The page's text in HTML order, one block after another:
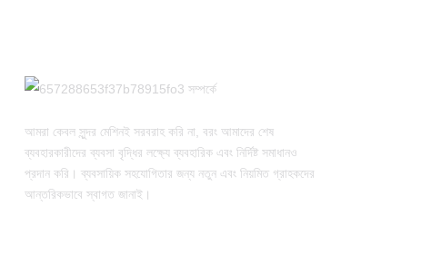
আমরা কেবল সুন্দর মেশিনই সরবরাহ করি না, বরং আমাদের শেষ
ব্যবহারকারীদের ব্যবসা বৃদ্ধির লক্ষ্যে ব্যবহারিক এবং নির্দিষ্ট সমাধানও
প্রদান করি। ব্যবসায়িক সহযোগিতার জন্য নতুন এবং নিয়মিত গ্রাহকদের
আন্তরিকভাবে স্বাগত জানাই।